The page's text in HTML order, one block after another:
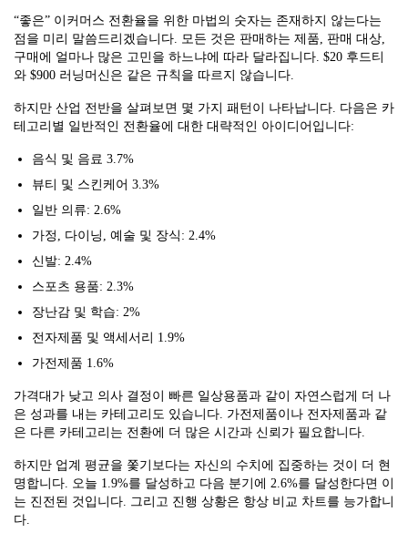
“좋은” 이커머스 전환율을 위한 마법의 숫자는 존재하지 않는다는
점을 미리 말씀드리겠습니다. 모든 것은 판매하는 제품, 판매 대상,
구매에 얼마나 많은 고민을 하느냐에 따라 달라집니다. $20 후드티
와 $900 러닝머신은 같은 규칙을 따르지 않습니다.
하지만 산업 전반을 살펴보면 몇 가지 패턴이 나타납니다. 다음은 카
테고리별 일반적인 전환율에 대한 대략적인 아이디어입니다:
음식 및 음료 3.7%
뷰티 및 스킨케어 3.3%
일반 의류: 2.6%
가정, 다이닝, 예술 및 장식: 2.4%
신발: 2.4%
스포츠 용품: 2.3%
장난감 및 학습: 2%
전자제품 및 액세서리 1.9%
가전제품 1.6%
가격대가 낮고 의사 결정이 빠른 일상용품과 같이 자연스럽게 더 나
은 성과를 내는 카테고리도 있습니다. 가전제품이나 전자제품과 같
은 다른 카테고리는 전환에 더 많은 시간과 신뢰가 필요합니다.
하지만 업계 평균을 쫓기보다는 자신의 수치에 집중하는 것이 더 현
명합니다. 오늘 1.9%를 달성하고 다음 분기에 2.6%를 달성한다면 이
는 진전된 것입니다. 그리고 진행 상황은 항상 비교 차트를 능가합니
다.